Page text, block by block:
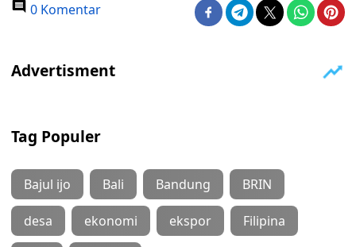
0 Komentar
Tag Populer
Bajul ijo Bali Bandung BRIN
desa ekonomi ekspor Filipina